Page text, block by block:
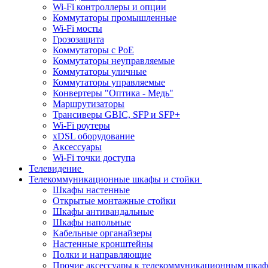
Wi-Fi контроллеры и опции
Коммутаторы промышленные
Wi-Fi мосты
Грозозащита
Коммутаторы c PoE
Коммутаторы неуправляемые
Коммутаторы уличные
Коммутаторы управляемые
Конвертеры "Оптика - Медь"
Маршрутизаторы
Трансиверы GBIC, SFP и SFP+
Wi-Fi роутеры
xDSL оборудование
Аксессуары
Wi-Fi точки доступа
Телевидение
Телекоммуникационные шкафы и стойки
Шкафы настенные
Открытые монтажные стойки
Шкафы антивандальные
Шкафы напольные
Кабельные органайзеры
Настенные кронштейны
Полки и направляющие
Прочие аксессуары к телекоммуникационным